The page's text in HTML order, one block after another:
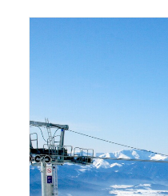
Wasze Podróże